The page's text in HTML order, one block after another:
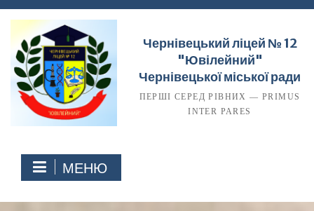
Чернівецький ліцей № 12
"Ювілейний"
Чернівецької міської ради
ПЕРШІ СЕРЕД РІВНИХ — PRIMUS
INTER PARES
МЕНЮ